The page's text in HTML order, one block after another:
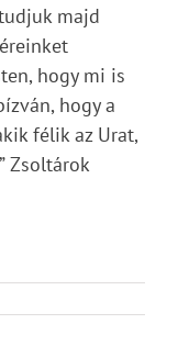
majd
hogy mi is
hogy a
félik az Urat,
Zsoltárok